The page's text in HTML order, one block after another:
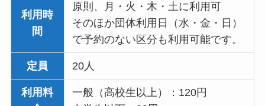
利用時
間
原則、月・火・木・土に利用可
そのほか団体利用日（水・金・日）
で予約のない区分も利用可能です。
定員 20人
利用料
一般（高校生以上）：120円